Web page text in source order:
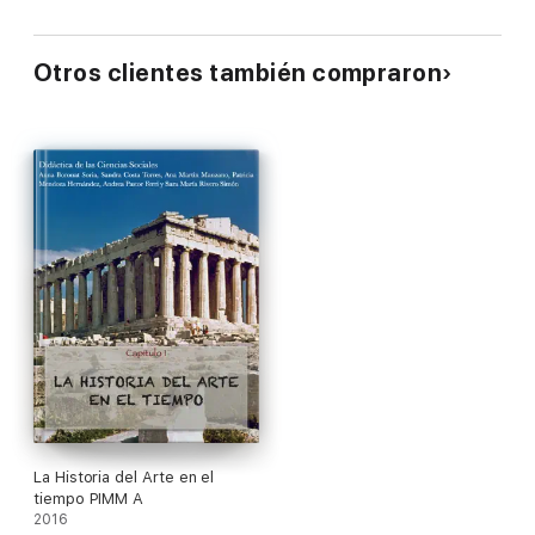
Otros clientes también compraron
La Historia del Arte en el
tiempo PIMM A
2016